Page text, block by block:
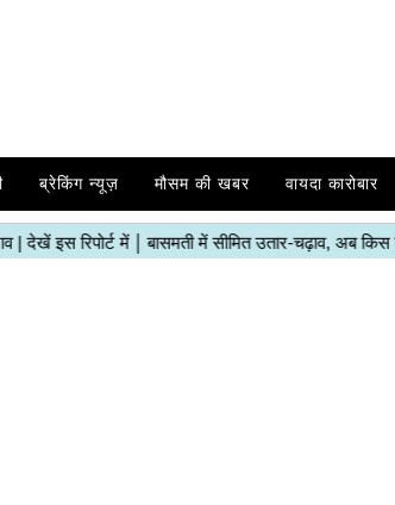
ब्रेकिंग न्यूज़ मौसम की खबर वायदा कारोबार